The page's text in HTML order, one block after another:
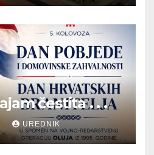
čestita . . .
UREDNIK